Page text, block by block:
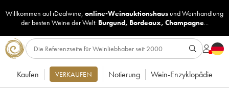
Willkommen auf iDealwine, online-Weinauktionshaus undWeinhandlung
der besten Weine der Welt: Burgund, Bordeaux, Champagne...
Kaufen VERKAUFEN Notierung Wein-Enzyklopädie